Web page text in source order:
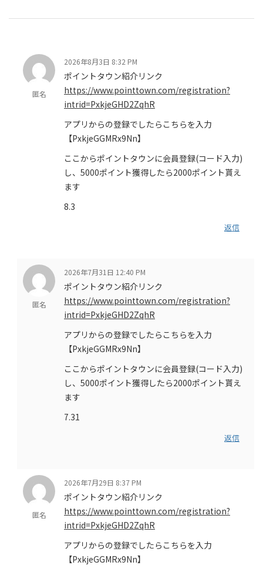
匿名
2026年8月3日 8:32 PM
ポイントタウン紹介リンク
https://www.pointtown.com/registration?
intrid=PxkjeGHD2ZqhR
アプリからの登録でしたらこちらを入力
【PxkjeGGMRx9Nn】
ここからポイントタウンに会員登録(コード入力)
し、5000ポイント獲得したら2000ポイント貰え
ます
8.3
返信
匿名
2026年7月31日 12:40 PM
ポイントタウン紹介リンク
https://www.pointtown.com/registration?
intrid=PxkjeGHD2ZqhR
アプリからの登録でしたらこちらを入力
【PxkjeGGMRx9Nn】
ここからポイントタウンに会員登録(コード入力)
し、5000ポイント獲得したら2000ポイント貰え
ます
7.31
返信
匿名
2026年7月29日 8:37 PM
ポイントタウン紹介リンク
https://www.pointtown.com/registration?
intrid=PxkjeGHD2ZqhR
アプリからの登録でしたらこちらを入力
【PxkjeGGMRx9Nn】